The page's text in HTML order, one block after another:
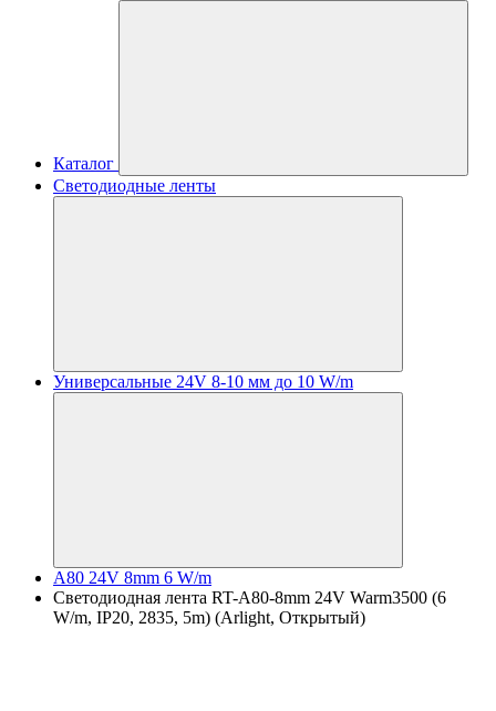
Каталог
Светодиодные ленты
Универсальные 24V 8-10 мм до 10 W/m
A80 24V 8mm 6 W/m
Светодиодная лента RT-A80-8mm 24V Warm3500 (6
W/m, IP20, 2835, 5m) (Arlight, Открытый)